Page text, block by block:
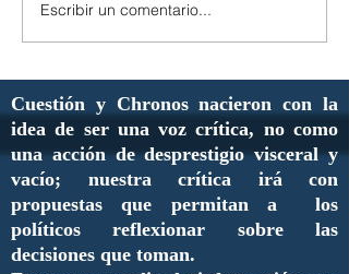
Escribir un comentario...
Cuestión y Chronos nacieron con la
idea de ser una voz crítica, no como
una acción de desprestigio visceral y
vacío; nuestra crítica irá con
propuestas que permitan a los
políticos reflexionar sobre las
decisiones que toman.